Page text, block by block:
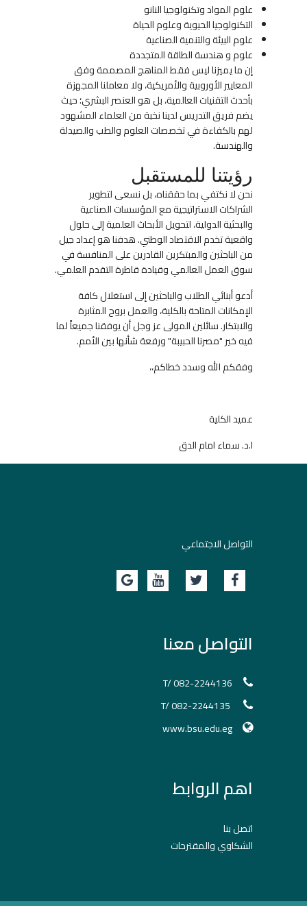
علوم المواد وتكنولوجيا النانو
التكنولوجيا الحيوية وعلوم الحياة
علوم البيئة والتنمية الصناعية
علوم و هندسة الطاقة المتجددة
إن ما يميزنا ليس فقط المناهج المصممة وفق
المعايير الأوروبية والأمريكية، ولا معاملنا المجهزة
بأحدث التقنيات العالمية، بل هوالعنصر البشري؛ حيث
يضم فريق التدريس لدينا نخبة من العلماء المشهود
لهم بالكفاءة في تخصصات العلوم والطب والصيدلة
والهندسة.
رؤيتنا للمستقبل
نحن لا نكتفي بما حققناه، بل نسعى لتطوير
الشراكات الاستراتيجية مع المؤسسات الصناعية
والبحثية الدولية، لتحويل الأبحاث العلمية إلى حلول
واقعية تخدم الاقتصاد الوطني. هدفنا هو إعداد جيل
من الباحثين والمبتكرين القادرين على المنافسة في
سوق العمل العالمي وقيادة قاطرة التقدم العلمي.
أدعو أبنائي الطلاب والباحثين إلى استغلال كافة
الإمكانات المتاحة بالكلية، والعمل بروح المثابرة
والابتكار. سائلين المولى عز وجل أن يوفقنا جميعاً لما
فيه خير "مصرنا الحبيبة" ورفعة شأنها بين الأمم.
وفقكم الله وسدد خطاكم،،
عميد الكلية
ا.د. سماء امام الدق
التواصل الاجتماعي
التواصل معنا
T/ 082-2244136
www.bsu.edu.eg
اهم الروابط
اتصل بنا
الشكاوي والمقترحات